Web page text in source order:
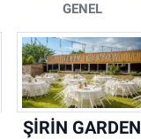
GENEL
ŞİRİN GARDEN